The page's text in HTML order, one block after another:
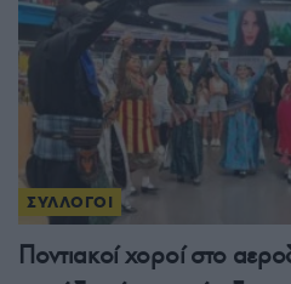
ΣΥΛΛΟΓΟΙ
Ποντιακοί χοροί στο